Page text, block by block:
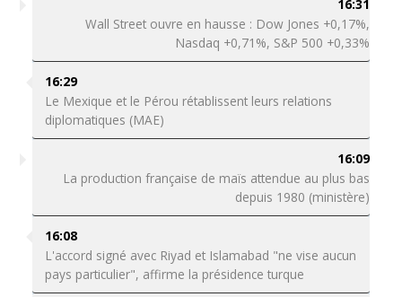
16:31
Wall Street ouvre en hausse : Dow Jones +0,17%,
Nasdaq +0,71%, S&P 500 +0,33%
16:29
Le Mexique et le Pérou rétablissent leurs relations
diplomatiques (MAE)
16:09
La production française de maïs attendue au plus bas
depuis 1980 (ministère)
16:08
L'accord signé avec Riyad et Islamabad "ne vise aucun
pays particulier", affirme la présidence turque